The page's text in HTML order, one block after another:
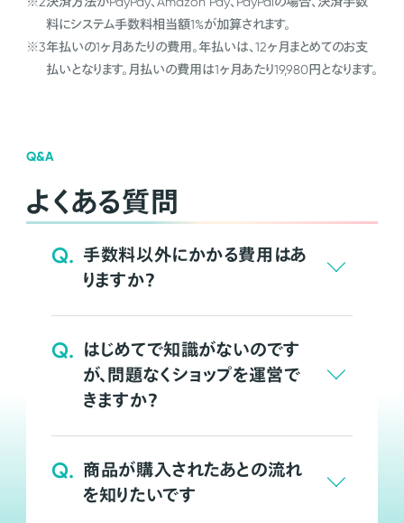
料にシステム手数料相当額1%が加算されます。
※3年払いの1ヶ月あたりの費用。年払いは、12ヶ月まとめてのお支
払いとなります。月払いの費用は1ヶ月あたり19,980円となります。
Q&A
よくある質問
Q. 手数料以外にかかる費用はあ
りますか？
Q. はじめてで知識がないのです
が、問題なくショップを運営で
きますか？
Q. 商品が購入されたあとの流れ
を知りたいです